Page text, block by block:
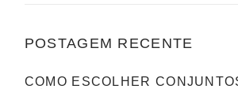
POSTAGEM RECENTE
COMO ESCOLHER